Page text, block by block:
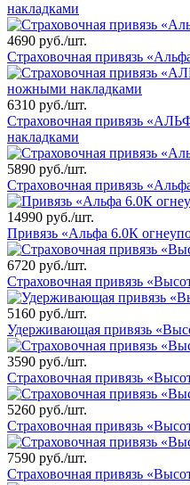
накладками
4690 руб./шт.
Страховочная привязь
6310 руб./шт.
Страховочная привязь
накладками
5890 руб./шт.
Страховочная привязь
14990 руб./шт.
Привязь «Альфа 6.0К
6720 руб./шт.
Страховочная привязь
5160 руб./шт.
Удерживающая привязь
3590 руб./шт.
Страховочная привязь
5260 руб./шт.
Страховочная привязь
7590 руб./шт.
Страховочная привязь